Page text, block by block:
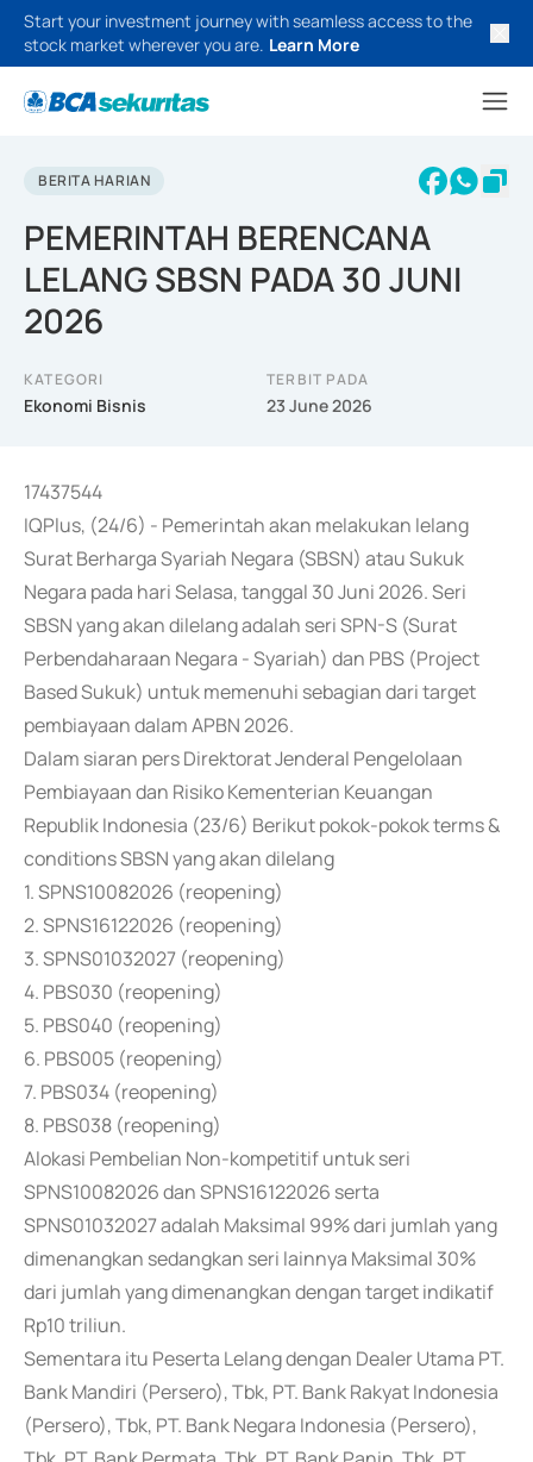
Start your investment journey with seamless access to the
stock market wherever you are. Learn More
BERITA HARIAN
PEMERINTAH BERENCANA
LELANG SBSN PADA 30 JUNI
2026
KATEGORI
Ekonomi Bisnis
TERBIT PADA
23 June 2026
17437544
IQPlus, (24/6) - Pemerintah akan melakukan lelang
Surat Berharga Syariah Negara (SBSN) atau Sukuk
Negara pada hari Selasa, tanggal 30 Juni 2026. Seri
SBSN yang akan dilelang adalah seri SPN-S (Surat
Perbendaharaan Negara - Syariah) dan PBS (Project
Based Sukuk) untuk memenuhi sebagian dari target
pembiayaan dalam APBN 2026.
Dalam siaran pers Direktorat Jenderal Pengelolaan
Pembiayaan dan Risiko Kementerian Keuangan
Republik Indonesia (23/6) Berikut pokok-pokok terms &
conditions SBSN yang akan dilelang
1. SPNS10082026 (reopening)
2. SPNS16122026 (reopening)
3. SPNS01032027 (reopening)
4. PBS030 (reopening)
5. PBS040 (reopening)
6. PBS005 (reopening)
7. PBS034 (reopening)
8. PBS038 (reopening)
Alokasi Pembelian Non-kompetitif untuk seri
SPNS10082026 dan SPNS16122026 serta
SPNS01032027 adalah Maksimal 99% dari jumlah yang
dimenangkan sedangkan seri lainnya Maksimal 30%
dari jumlah yang dimenangkan dengan target indikatif
Rp10 triliun.
Sementara itu Peserta Lelang dengan Dealer Utama PT.
Bank Mandiri (Persero), Tbk, PT. Bank Rakyat Indonesia
(Persero), Tbk, PT. Bank Negara Indonesia (Persero),